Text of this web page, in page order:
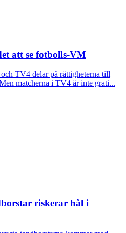
att se fotbolls-VM
TV4 delar på rättigheterna till
matcherna i TV4 är inte grati...
riskerar hål i